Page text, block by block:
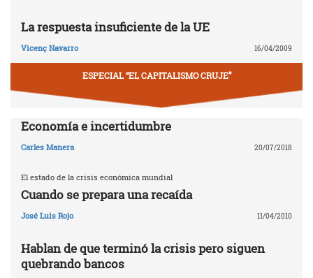
La respuesta insuficiente de la UE
Vicenç Navarro 16/04/2009
ESPECIAL “EL CAPITALISMO CRUJE”
Economía e incertidumbre
Carles Manera 20/07/2018
El estado de la crisis económica mundial
Cuando se prepara una recaída
José Luis Rojo 11/04/2010
Hablan de que terminó la crisis pero siguen
quebrando bancos